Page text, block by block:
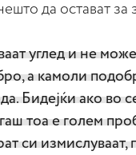
да остават за
углед и не може
а камоли
Бидејќи ако во
тоа е голем
си измислуваат,